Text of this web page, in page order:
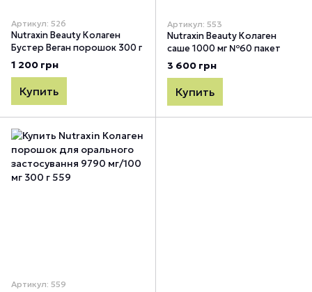
Артикул: 526
Nutraxin Beauty Колаген
Бустер Веган порошок 300 г
1 200 грн
Купить
Артикул: 553
Nutraxin Beauty Колаген
саше 1000 мг №60 пакет
3 600 грн
Купить
Артикул: 559